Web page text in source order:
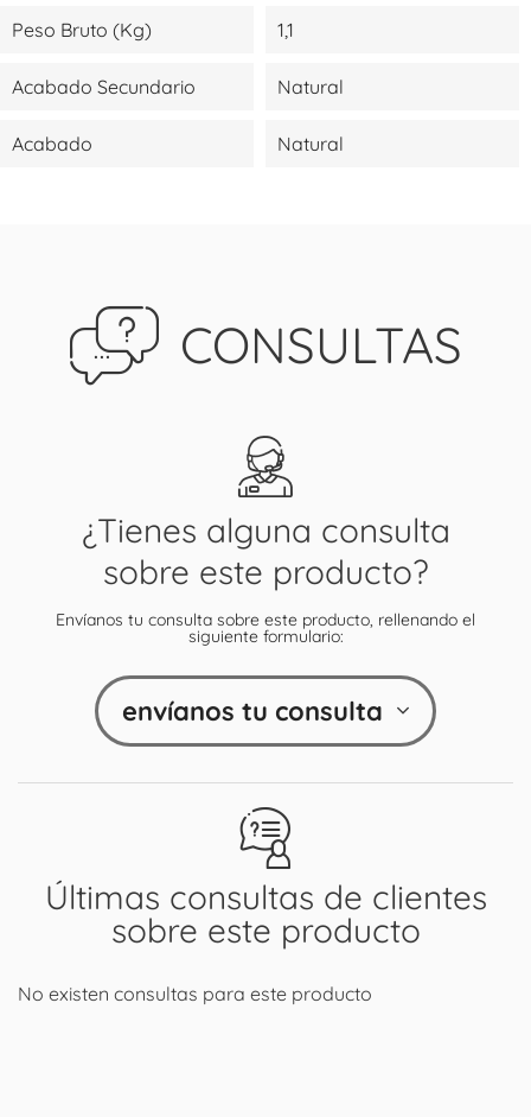
Peso Bruto (kg) 1,1
Acabado Secundario Natural
Acabado Natural
CONSULTAS
Últimas consultas de clientes
sobre este producto
No existen consultas para este producto
¿Tienes alguna consulta
sobre este producto?
Envíanos tu consulta sobre este producto, rellenando el
siguiente formulario:
envíanos tu consulta